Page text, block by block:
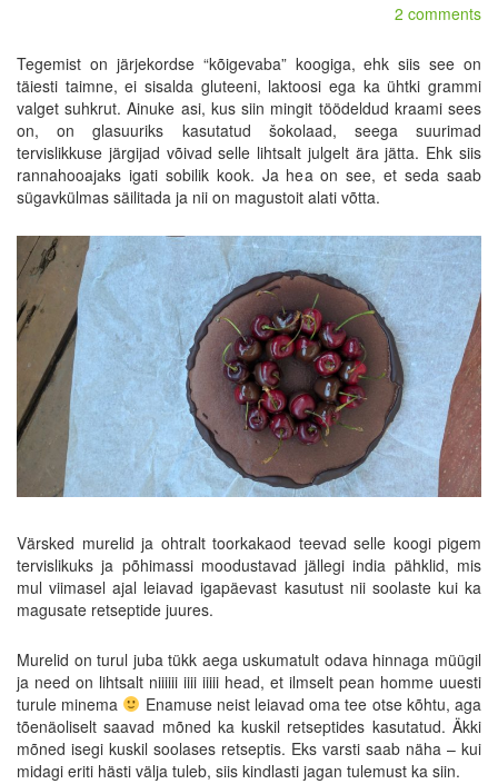
2 comments
Tegemist on järjekordse “kõigevaba” koogiga, ehk siis see on
täiesti taimne, ei sisalda gluteeni, laktoosi ega ka ühtki grammi
valget suhkrut. Ainuke asi, kus siin mingit töödeldud kraami sees
on, on glasuuriks kasutatud šokolaad, seega suurimad
tervislikkuse järgijad võivad selle lihtsalt julgelt ära jätta. Ehk siis
rannahooajaks igati sobilik kook. Ja hea on see, et seda saab
sügavkülmas säilitada ja nii on magustoit alati võtta.
Värsked murelid ja ohtralt toorkakaod teevad selle koogi pigem
tervislikuks ja põhimassi moodustavad jällegi india pähklid, mis
mul viimasel ajal leiavad igapäevast kasutust nii soolaste kui ka
magusate retseptide juures.
Murelid on turul juba tükk aega uskumatult odava hinnaga müügil
ja need on lihtsalt niiiiii iiii iiiii head, et ilmselt pean homme uuesti
turule minema
Enamuse neist leiavad oma tee otse kõhtu, aga
tõenäoliselt saavad mõned ka kuskil retseptides kasutatud. Äkki
mõned isegi kuskil soolases retseptis. Eks varsti saab näha – kui
midagi eriti hästi välja tuleb, siis kindlasti jagan tulemust ka siin.